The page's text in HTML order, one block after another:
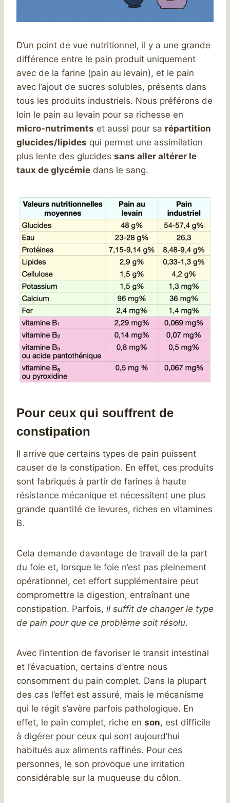
D’un point de vue nutritionnel, il y a une grande
différence entre le pain produit uniquement
avec de la farine (pain au levain), et le pain
avec l’ajout de sucres solubles, présents dans
tous les produits industriels. Nous préférons de
loin le pain au levain pour sa richesse en
micro-nutriments et aussi pour sa répartition
glucides/lipides qui permet une assimilation
plus lente des glucides sans aller altérer le
taux de glycémie dans le sang.
Pour ceux qui souffrent de
constipation
Il arrive que certains types de pain puissent
causer de la constipation. En effet, ces produits
sont fabriqués à partir de farines à haute
résistance mécanique et nécessitent une plus
grande quantité de levures, riches en vitamines
B.
Cela demande davantage de travail de la part
du foie et, lorsque le foie n’est pas pleinement
opérationnel, cet effort supplémentaire peut
compromettre la digestion, entraînant une
constipation. Parfois, il suffit de changer le type
de pain pour que ce problème soit résolu.
Avec l’intention de favoriser le transit intestinal
et l’évacuation, certains d’entre nous
consomment du pain complet. Dans la plupart
des cas l’effet est assuré, mais le mécanisme
qui le régit s’avère parfois pathologique. En
effet, le pain complet, riche en son, est difficile
à digérer pour ceux qui sont aujourd’hui
habitués aux aliments raffinés. Pour ces
personnes, le son provoque une irritation
considérable sur la muqueuse du côlon.